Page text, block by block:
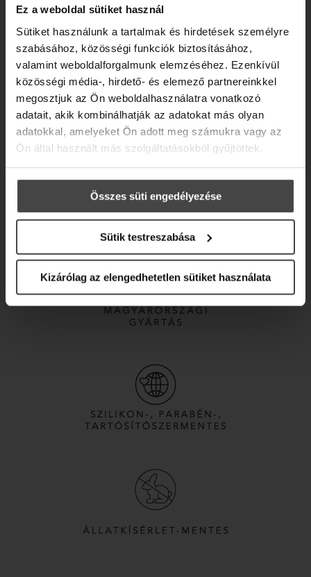
Ez a weboldal sütiket használ
Sütiket használunk a tartalmak és hirdetések személyre
szabásához, közösségi funkciók biztosításához,
valamint weboldalforgalmunk elemzéséhez. Ezenkívül
közösségi média-, hirdető- és elemező partnereinkkel
megosztjuk az Ön weboldalhasználatra vonatkozó
adatait, akik kombinálhatják az adatokat más olyan
adatokkal, amelyeket Ön adott meg számukra vagy az
Ön által használt más szolgáltatásokból gyűjtöttek.
Összes süti engedélyezése
Sütik testreszabása
Kizárólag az elengedhetetlen sütiket használata
NEUROKOZMETIKUMOK